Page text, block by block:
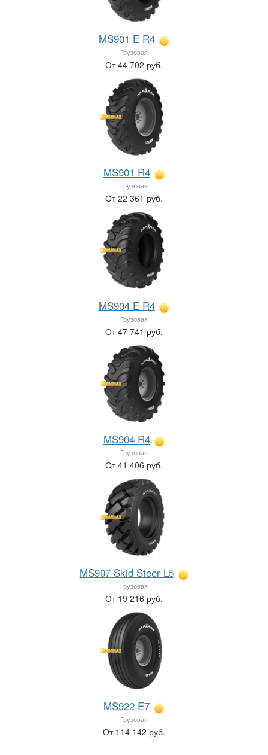
MS901 E R4
Грузовая
От 44 702 руб.
MS901 R4
Грузовая
От 22 361 руб.
MS904 E R4
Грузовая
От 47 741 руб.
MS904 R4
Грузовая
От 41 406 руб.
MS907 Skid Steer L5
Грузовая
От 19 216 руб.
MS922 E7
Грузовая
От 114 142 руб.